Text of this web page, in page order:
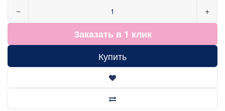
− +
Заказать в 1 клик
Купить